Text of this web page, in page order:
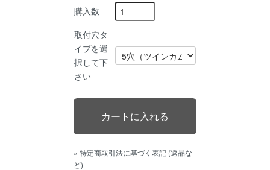
購入数
取付穴タ
イプを選
択して下
さい
» 特定商取引法に基づく表記 (返品な
ど)